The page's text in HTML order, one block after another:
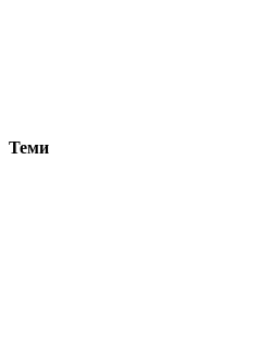
Теми